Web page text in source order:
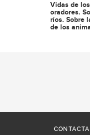
Vidas de
oradores.
ríos. Sobre
de los